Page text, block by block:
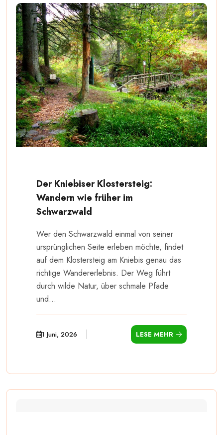
Der Kniebiser Klostersteig:
Wandern wie früher im
Schwarzwald
Wer den Schwarzwald einmal von seiner
ursprünglichen Seite erleben möchte, findet
auf dem Klostersteig am Kniebis genau das
richtige Wandererlebnis. Der Weg führt
durch wilde Natur, über schmale Pfade
und...
1 Juni, 2026 LESE MEHR